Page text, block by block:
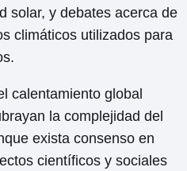
solar, y debates acerca de
climáticos utilizados para
calentamiento global
la complejidad del
exista consenso en
científicos y sociales